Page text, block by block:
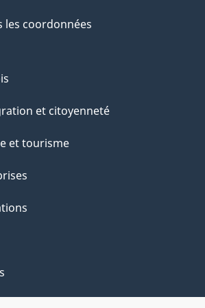
les coordonnées
et citoyenneté
et tourisme